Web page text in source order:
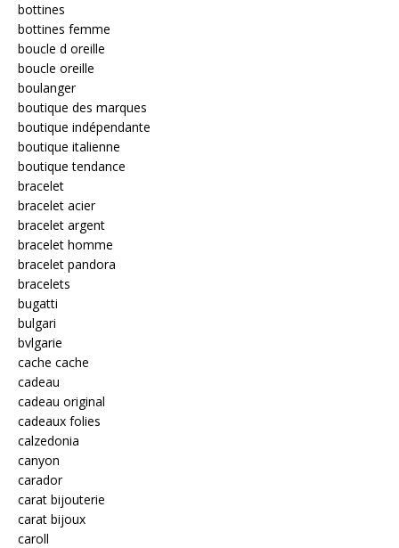
bottines
bottines femme
boucle d oreille
boucle oreille
boulanger
boutique des marques
boutique indépendante
boutique italienne
boutique tendance
bracelet
bracelet acier
bracelet argent
bracelet homme
bracelet pandora
bracelets
bugatti
bulgari
bvlgarie
cache cache
cadeau
cadeau original
cadeaux folies
calzedonia
canyon
carador
carat bijouterie
carat bijoux
caroll